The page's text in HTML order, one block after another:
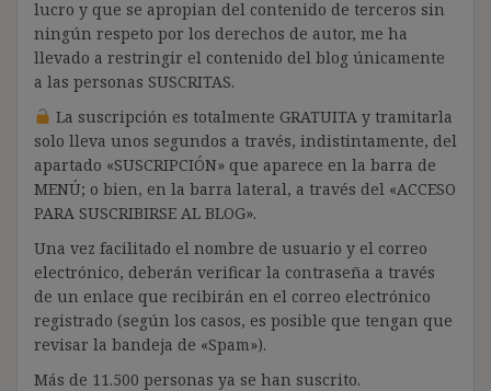
lucro y que se apropian del contenido de terceros sin
ningún respeto por los derechos de autor, me ha
llevado a restringir el contenido del blog únicamente
a las personas SUSCRITAS.
La suscripción es totalmente GRATUITA y tramitarla
solo lleva unos segundos a través, indistintamente, del
apartado «SUSCRIPCIÓN» que aparece en la barra de
MENÚ; o bien, en la barra lateral, a través del «ACCESO
PARA SUSCRIBIRSE AL BLOG».
Una vez facilitado el nombre de usuario y el correo
electrónico, deberán verificar la contraseña a través
de un enlace que recibirán en el correo electrónico
registrado (según los casos, es posible que tengan que
revisar la bandeja de «Spam»).
Más de 11.500 personas ya se han suscrito.